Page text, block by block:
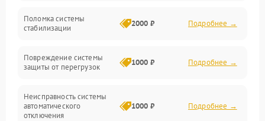
Электропитание
Механика
Поломка системы
стабилизации
2000 ₽ Подробнее →
Повреждение системы
защиты от перегрузок
1000 ₽ Подробнее →
Неисправность системы
автоматического
отключения
1000 ₽ Подробнее →